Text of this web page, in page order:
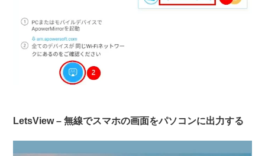
LetsView – 無線でスマホの画面をパソコンに出力する